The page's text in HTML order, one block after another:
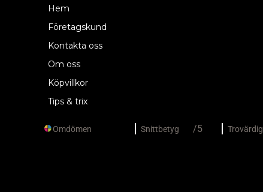
Hem
Företagskund
Kontakta oss
Om oss
Köpvillkor
Tips & trix